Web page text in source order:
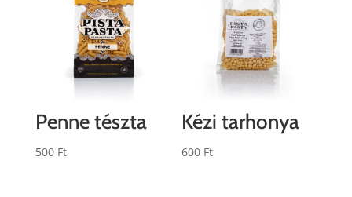
Penne tészta
500 Ft
Kézi tarhonya
600 Ft